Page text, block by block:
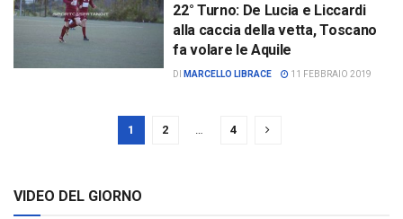
22° Turno: De Lucia e Liccardi
alla caccia della vetta, Toscano
fa volare le Aquile
DI MARCELLO LIBRACE 11 FEBBRAIO 2019
1 2 4
VIDEO DEL GIORNO